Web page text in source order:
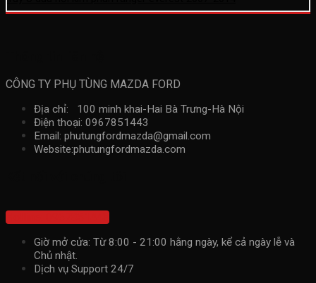
CÔNG TY PHỤ TÙNG MAZDA FORD
Địa chỉ: 100 minh khai-Hai Bà Trưng-Hà Nội
Điện thoại: 0967851443
Email: phutungfordmazda@gmail.com
Website:phutungfordmazda.com
Giờ mở cửa: Từ 8:00 - 21:00 hằng ngày, kể cả ngày lễ và
Chủ nhật.
Dịch vụ Support 24/7